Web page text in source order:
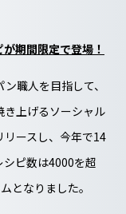
期間限定で登場！
職人を目指して、
上げるソーシャル
ースし、今年で14
ピ数は4000を超
となりました。